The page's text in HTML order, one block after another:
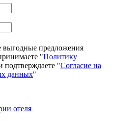
выгодные предложения
"Политику
подтверждаете "Согласие на
данных"
отеля